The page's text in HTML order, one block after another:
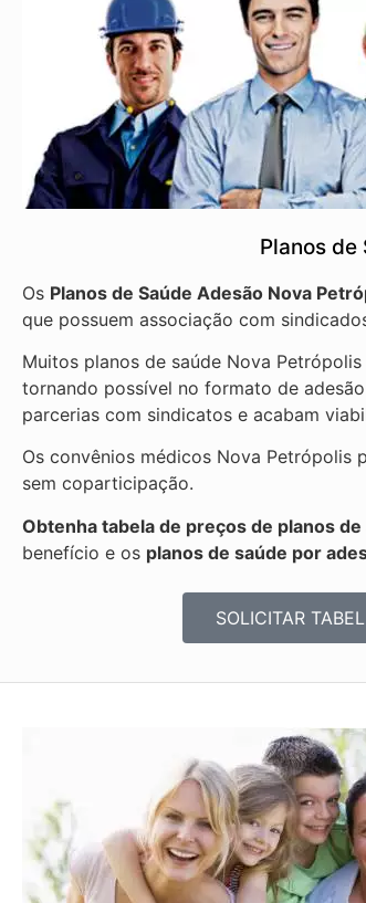
Planos de
Os Planos de Saúde Adesão Nova
que possuem associação com
Muitos planos de saúde Nova
tornando possível no formato de
parcerias com sindicatos e acabam
Os convênios médicos Nova Petrópolis
sem coparticipação.
Obtenha tabela de preços de planos
benefício e os planos de saúde por
SOLICITAR